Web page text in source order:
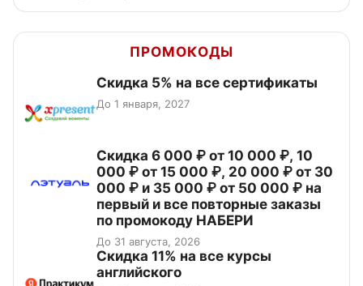
ПРОМОКОДЫ
Скидка 5% на все сертификаты
До 1 января, 2027
Скидка 6 000 ₽ от 10 000 ₽, 10
000 ₽ от 15 000 ₽, 20 000 ₽ от 30
000 ₽ и 35 000 ₽ от 50 000 ₽ на
первый и все повторные заказы
по промокоду НАБЕРИ
До 31 августа, 2026
Скидка 11% на все курсы
английского